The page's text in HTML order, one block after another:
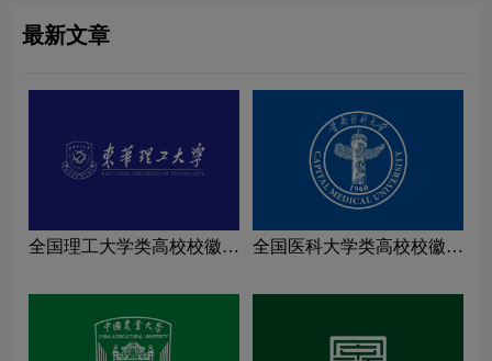
最新文章
全国理工大学类高校校徽设
全国医科大学类高校校徽设